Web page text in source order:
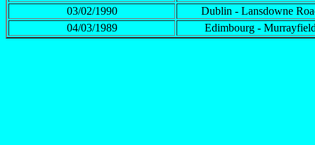
03/02/1990
Dublin - Lansdowne
04/03/1989
Edimbourg -